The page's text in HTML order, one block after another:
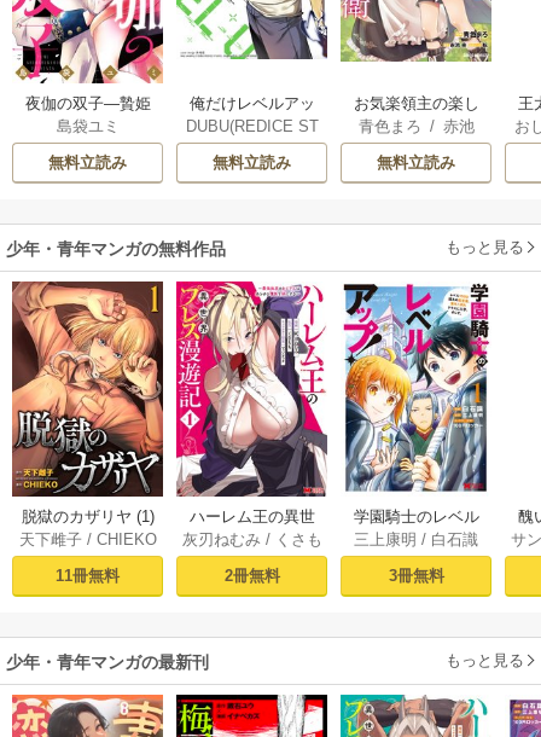
夜伽の双子―贄姫
は二人の王子に愛
される―
島袋ユミ
無料立読み
俺だけレベルアッ
プな件
DUBU(REDICE ST
UDIO)
/ Chugong
h-goon
無料立読み
お気楽領主の楽し
い領地防衛
青色まろ / 赤池
宗/転
無料立読み
王
こ
二
お
少年・青年マンガの無料作品 もっと見る
脱獄のカザリヤ (1)
天下雌子/ CHIEKO
11冊無料
ハーレム王の異世
界プレス漫遊記 ～
最強無双のおじさ
んはあらゆる種族
ミック） 1巻
灰刃ねむみ / くさも
2冊無料
学園騎士のレベル
アップ！レベル100
0超えの転生者、落
ちこぼれクラスに
（コミック） ： 1
三上康明 / 白石識
3冊無料
醜
同
サ
少年・青年マンガの最新刊 もっと見る